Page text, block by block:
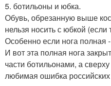
5. ботильоны и юбка.
Обувь, обрезанную выше
нельзя носить с юбкой
Особенно если нога полная
И вот эта полная нога
части ботильонами, а
любимая ошибка